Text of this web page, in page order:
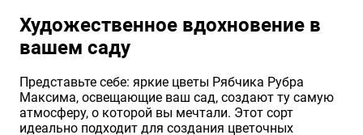
Художественное вдохновение в
вашем саду
Представьте себе: яркие цветы Рябчика Рубра
Максима, освещающие ваш сад, создают ту самую
атмосферу, о которой вы мечтали. Этот сорт
идеально подходит для создания цветочных